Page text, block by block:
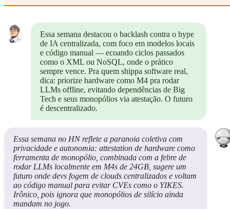
Essa semana destacou o backlash contra o hype
de IA centralizada, com foco em modelos locais
e código manual — ecoando ciclos passados
como o XML ou NoSQL, onde o prático
sempre vence. Pra quem shippa software real,
dica: priorize hardware como M4 pra rodar
LLMs offline, evitando dependências de Big
Tech e seus monopólios via atestação. O futuro
é descentralizado.
Essa semana no HN reflete a paranoia coletiva com
privacidade e autonomia: attestation de hardware como
ferramenta de monopólio, combinada com a febre de
rodar LLMs localmente em M4s de 24GB, sugere um
futuro onde devs fogem de clouds centralizados e voltam
ao código manual para evitar CVEs como o YIKES.
Irônico, pois ignora que monopólios de silício ainda
mandam no jogo.